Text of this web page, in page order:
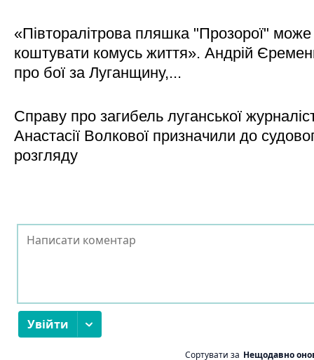
«Півторалітрова пляшка "Прозорої" може
коштувати комусь життя». Андрій
про бої за Луганщину,...
Справу про загибель луганської
Анастасії Волкової призначили до
розгляду